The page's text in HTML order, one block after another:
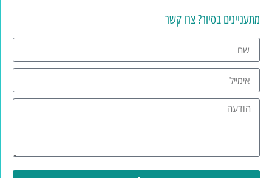
מתעניינים בסיור? צרו קשר